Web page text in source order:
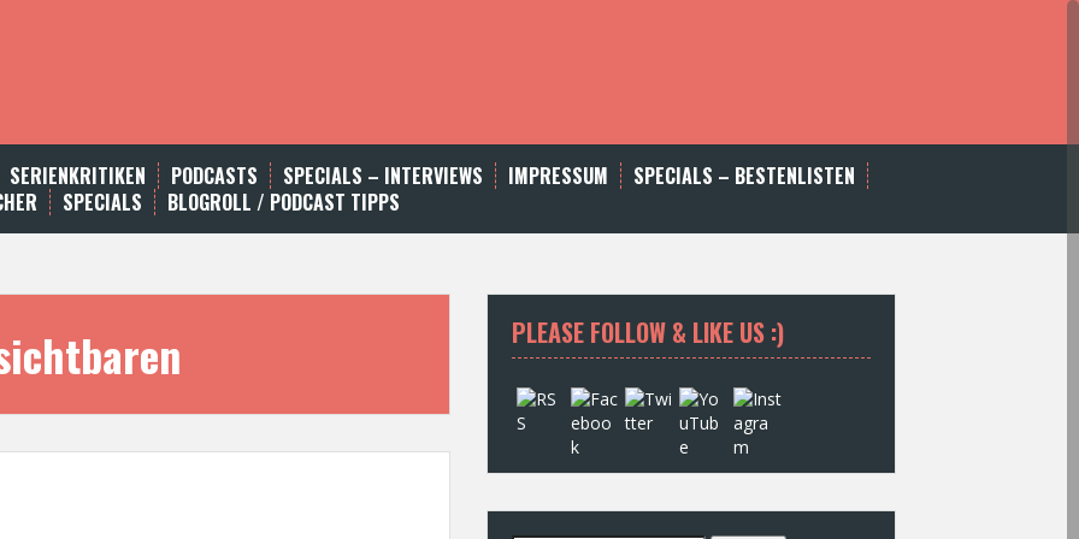
SERIENKRITIKEN PODCASTS SPECIALS – INTERVIEWS IMPRESSUM
SPECIALS – BESTENLISTEN
SPECIALS BLOGROLL / PODCAST TIPPS
PLEASE FOLLOW & LIKE US :)